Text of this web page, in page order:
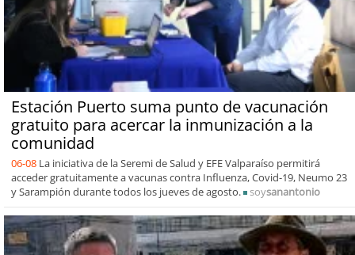
Estación Puerto suma punto de vacunación
gratuito para acercar la inmunización a la
comunidad
06-08 La iniciativa de la Seremi de Salud y EFE Valparaíso permitirá
acceder gratuitamente a vacunas contra Influenza, Covid-19, Neumo 23
y Sarampión durante todos los jueves de agosto.
soysanantonio